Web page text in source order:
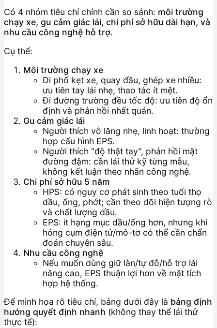
Có 4 nhóm tiêu chí chính cần so sánh: môi trường
chạy xe, gu cảm giác lái, chi phí sở hữu dài hạn, và
nhu cầu công nghệ hỗ trợ.
Cụ thể:
Môi trường chạy xe
Đi phố kẹt xe, quay đầu, ghép xe nhiều:
ưu tiên tay lái nhẹ, thao tác ít mệt.
Đi đường trường đều tốc độ: ưu tiên độ ổn
định và phản hồi nhất quán.
Gu cảm giác lái
Người thích vô lăng nhẹ, linh hoạt: thường
hợp cấu hình EPS.
Người thích “độ thật tay”, phản hồi mặt
đường đậm: cần lái thử kỹ từng mẫu,
không kết luận theo nhãn công nghệ.
Chi phí sở hữu 5 năm
HPS: có nguy cơ phát sinh theo tuổi thọ
dầu, ống, phớt; cần theo dõi hiện tượng rò
và chất lượng dầu.
EPS: ít hạng mục dầu/ống hơn, nhưng khi
hỏng cụm điện tử/mô-tơ có thể cần chẩn
đoán chuyên sâu.
Nhu cầu công nghệ
Nếu muốn dùng giữ làn/tự đỗ/hỗ trợ lái
nâng cao, EPS thuận lợi hơn về mặt tích
hợp hệ thống.
Để minh họa rõ tiêu chí, bảng dưới đây là bảng định
hướng quyết định nhanh (không thay thế lái thử
thực tế):